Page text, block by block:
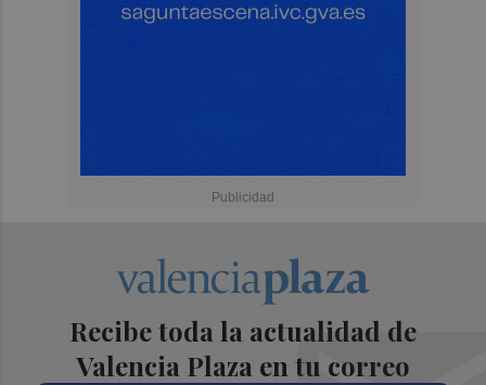
Recibe toda la actualidad de
Valencia Plaza en tu correo